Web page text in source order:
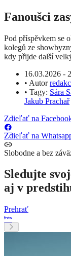
Fanoušci
Pod příspěvkem se
kolegů ze
kdy přijde další
16.03.2026 -
• Autor
• Tagy: Sára
Jakub Prachař
Zdieľať na
Zdieľať na
Slobodne a bez
Sledujte
aj v
Prehrať